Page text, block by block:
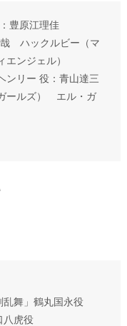
豊原江理佳
ハックルビー（マ
ンジェル）
ンリー 役：青山達三
ールズ） エル・ガ
舞」鶴丸国永役
八虎役